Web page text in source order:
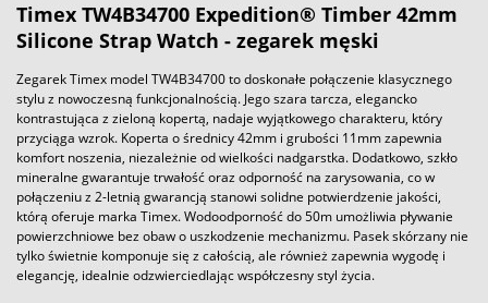
Timex TW4B34700 Expedition® Timber 42mm
Silicone Strap Watch - zegarek męski
Zegarek Timex model TW4B34700 to doskonałe połączenie klasycznego
stylu z nowoczesną funkcjonalnością. Jego szara tarcza, elegancko
kontrastująca z zieloną kopertą, nadaje wyjątkowego charakteru, który
przyciąga wzrok. Koperta o średnicy 42mm i grubości 11mm zapewnia
komfort noszenia, niezależnie od wielkości nadgarstka. Dodatkowo, szkło
mineralne gwarantuje trwałość oraz odporność na zarysowania, co w
połączeniu z 2-letnią gwarancją stanowi solidne potwierdzenie jakości,
którą oferuje marka Timex. Wodoodporność do 50m umożliwia pływanie
powierzchniowe bez obaw o uszkodzenie mechanizmu. Pasek skórzany nie
tylko świetnie komponuje się z całością, ale również zapewnia wygodę i
elegancję, idealnie odzwierciedlając współczesny styl życia.